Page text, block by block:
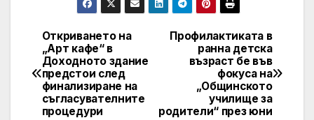
Post
navigation
Профилактиката в
ранна детска
възраст бе във
фокуса на
„Общинското
училище за
родители“ през юни
Откриването на
„Арт кафе“ в
Доходното здание
предстои след
финализиране на
съгласувателните
процедури